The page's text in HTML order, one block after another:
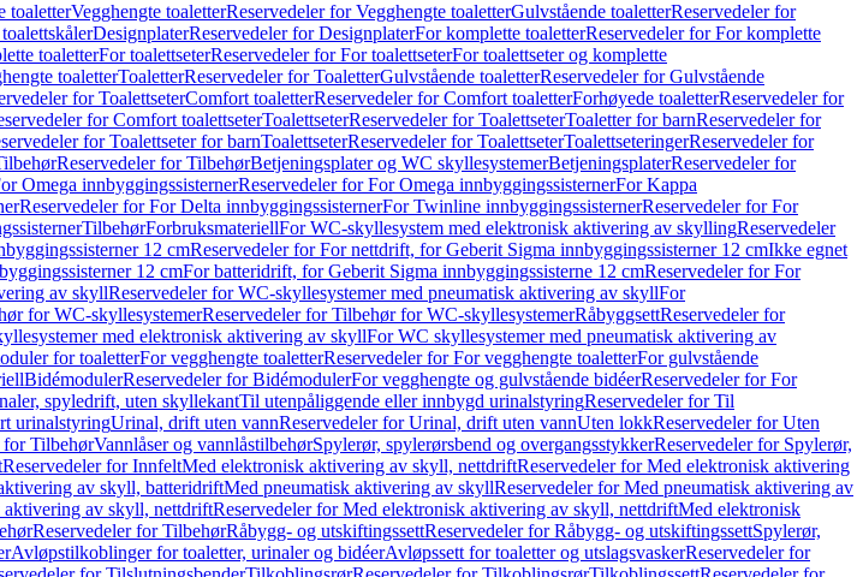
toaletterVegghengte toaletterReservedeler for Vegghengte toaletterGulvstående toaletterReservedeler for
DesignplaterReservedeler for DesignplaterFor komplette toaletterReservedeler for For komplette
toaletterFor toalettseterReservedeler for For toalettseterFor toalettseter og komplette
toaletterToaletterReservedeler for ToaletterGulvstående toaletterReservedeler for Gulvstående
for ToalettseterComfort toaletterReservedeler for Comfort toaletterForhøyede toaletterReservedeler for
for Comfort toalettseterToalettseterReservedeler for ToalettseterToaletter for barnReservedeler for
for Toalettseter for barnToalettseterReservedeler for ToalettseterToalettseteringerReservedeler for
Reservedeler for TilbehørBetjeningsplater og WC skyllesystemerBetjeningsplaterReservedeler for
Omega innbyggingssisternerReservedeler for For Omega innbyggingssisternerFor Kappa
Reservedeler for For Delta innbyggingssisternerFor Twinline innbyggingssisternerReservedeler for For
TilbehørForbruksmateriellFor WC-skyllesystem med elektronisk aktivering av skyllingReservedeler
12 cmReservedeler for For nettdrift, for Geberit Sigma innbyggingssisterner 12 cmIkke egnet
12 cmFor batteridrift, for Geberit Sigma innbyggingssisterne 12 cmReservedeler for For
av skyllReservedeler for WC-skyllesystemer med pneumatisk aktivering av skyllFor
for WC-skyllesystemerReservedeler for Tilbehør for WC-skyllesystemerRåbyggsettReservedeler for
med elektronisk aktivering av skyllFor WC skyllesystemer med pneumatisk aktivering av
for toaletterFor vegghengte toaletterReservedeler for For vegghengte toaletterFor gulvstående
BidémodulerReservedeler for BidémodulerFor vegghengte og gulvstående bidéerReservedeler for For
spyledrift, uten skyllekantTil utenpåliggende eller innbygd urinalstyringReservedeler for Til
urinalstyringUrinal, drift uten vannReservedeler for Urinal, drift uten vannUten lokkReservedeler for Uten
for TilbehørVannlåser og vannlåstilbehørSpylerør, spylerørsbend og overgangsstykkerReservedeler for Spylerør,
Reservedeler for InnfeltMed elektronisk aktivering av skyll, nettdriftReservedeler for Med elektronisk aktivering
av skyll, batteridriftMed pneumatisk aktivering av skyllReservedeler for Med pneumatisk aktivering av
av skyll, nettdriftReservedeler for Med elektronisk aktivering av skyll, nettdriftMed elektronisk
Reservedeler for TilbehørRåbygg- og utskiftingssettReservedeler for Råbygg- og utskiftingssettSpylerør,
Avløpstilkoblinger for toaletter, urinaler og bidéerAvløpssett for toaletter og utslagsvaskerReservedeler for